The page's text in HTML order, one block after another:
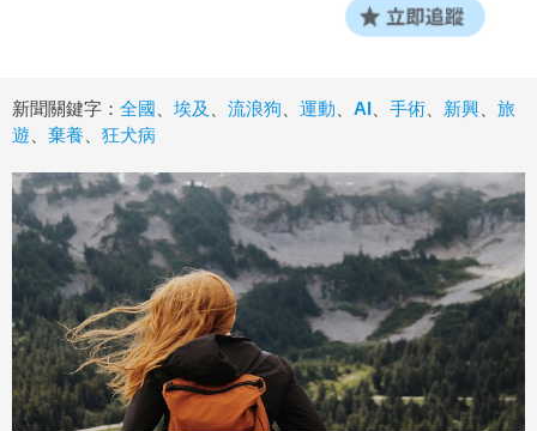
新聞關鍵字： 全國 埃及 流浪狗 運動 AI 手術 新興
旅
遊
棄養 狂犬病